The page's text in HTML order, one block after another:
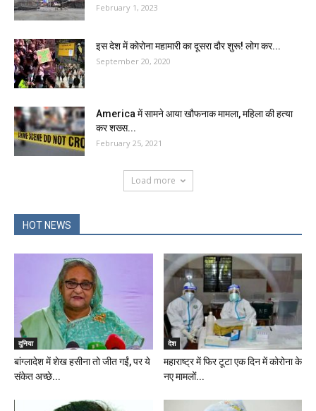
February 1, 2023
इस देश में कोरोना महामारी का दूसरा दौर शुरू! लोग कर...
September 20, 2020
America में सामने आया खौफनाक मामला, महिला की हत्या
कर शख्स...
February 25, 2021
Load more
HOT NEWS
दुनिया
बांग्लादेश में शेख हसीना तो जीत गईं, पर ये
संकेत अच्छे...
देश
महाराष्ट्र में फिर टूटा एक दिन में कोरोना के
नए मामलों...